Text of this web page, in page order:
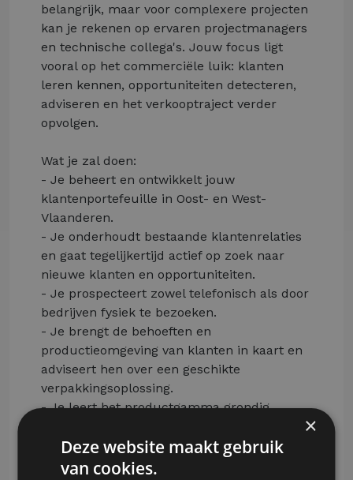
belangrijk, maar voor complexere projecten
kan je rekenen op ervaren projectmanagers
en technische collega's. Jouw focus ligt
vooral op het commerciële luik: klanten
leren kennen, opportuniteiten detecteren,
adviseren en het verkooptraject verder
opvolgen.
Wat je zal doen:
- Je beheert en ontwikkelt jouw
klantenportefeuille in Oost- en West-
Vlaanderen.
- Je onderhoudt bestaande klantenrelaties
en gaat tegelijkertijd actief op zoek naar
nieuwe klanten en opportuniteiten.
- Je prospecteert zowel telefonisch als door
bedrijven fysiek te bezoeken.
- Je brengt de behoeften en
productieomgeving van klanten in kaart en
adviseert hen over een geschikte
verpakkingsoplossing.
- Je leert het productgamma grondig
informeren over de verschillende
toepassingen en mogelijkheden.
×
Deze website maakt gebruik
van cookies.